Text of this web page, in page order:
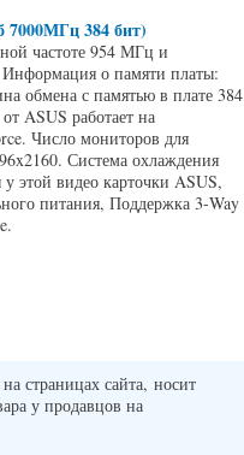
7000МГц 384 бит)
частоте 954 МГц и
о памяти платы:
обмена с памятью в плате 384
ASUS работает на
Число мониторов для
Система охлаждения
этой видео карточки ASUS,
питания, Поддержка 3-Way
страницах сайта, носит
у продавцов на